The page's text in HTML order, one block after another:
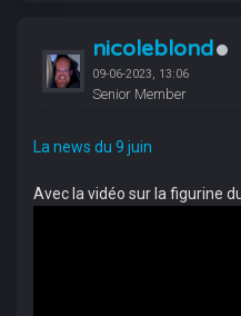
nicoleblond
09-06-2023, 13:06
Senior Member
La news du 9 juin
Avec la vidéo sur la figurine